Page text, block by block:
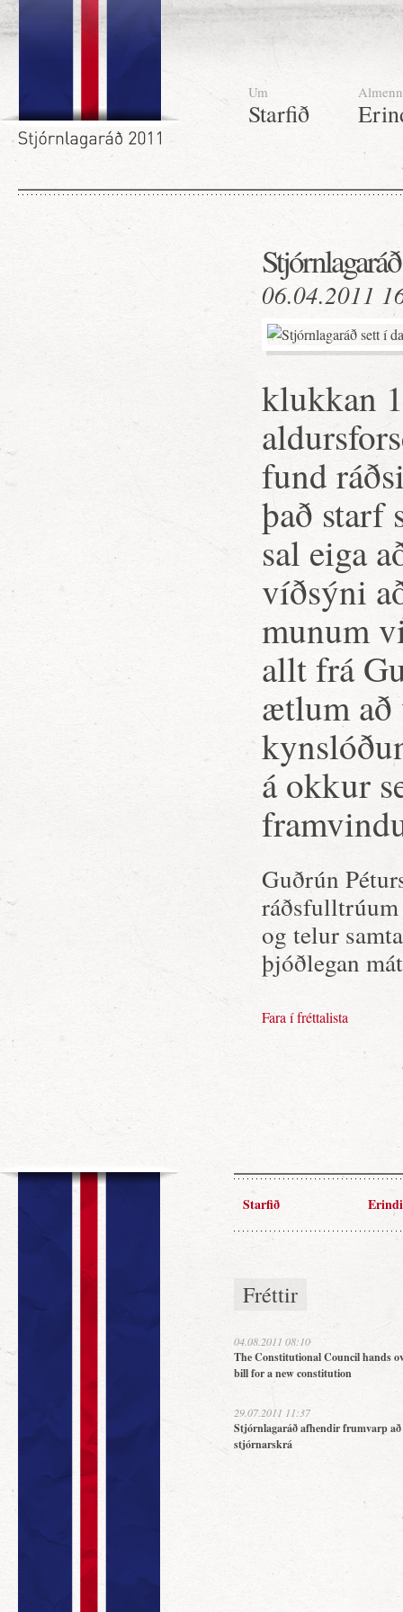
Um
Starfið
Almenn
06.04.2011
klukkan
fund
það starf
sal eiga
víðsýni
munum
allt frá
ætlum að
á okkur
Guðrún
og telur
þjóðlegan
Fara í fréttalista
Starfið Erindi
Fréttir
04.08.2011 08:10
The Constitutional Council hands
bill for a new constitution
29.07.2011 11:37
Stjórnlagaráð afhendir frumvarp
stjórnarskrá